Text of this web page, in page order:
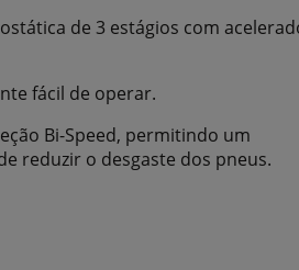
de 3 estágios com
fácil de operar.
Bi-Speed, permitindo um
reduzir o desgaste dos pneus.